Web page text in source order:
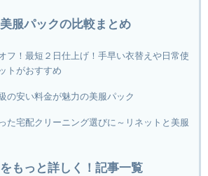
服パックの比較まとめ
フ！最短２日仕上げ！手早い衣替えや日常使
トがおすすめ
の安い料金が魅力の美服パック
た宅配クリーニング選びに～リネットと美服
もっと詳しく！記事一覧